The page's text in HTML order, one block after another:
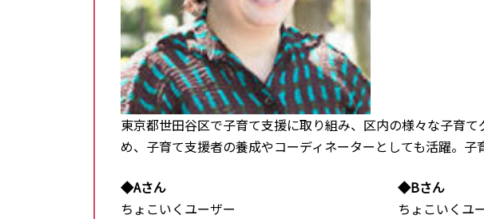
東京都世田谷区で子育て支援に取り組み、区内の様々な子育
め、子育て支援者の養成やコーディネーターとしても活躍。子
◆Aさん
ちょこいくユーザー
◆Bさん
ちょこいくユ